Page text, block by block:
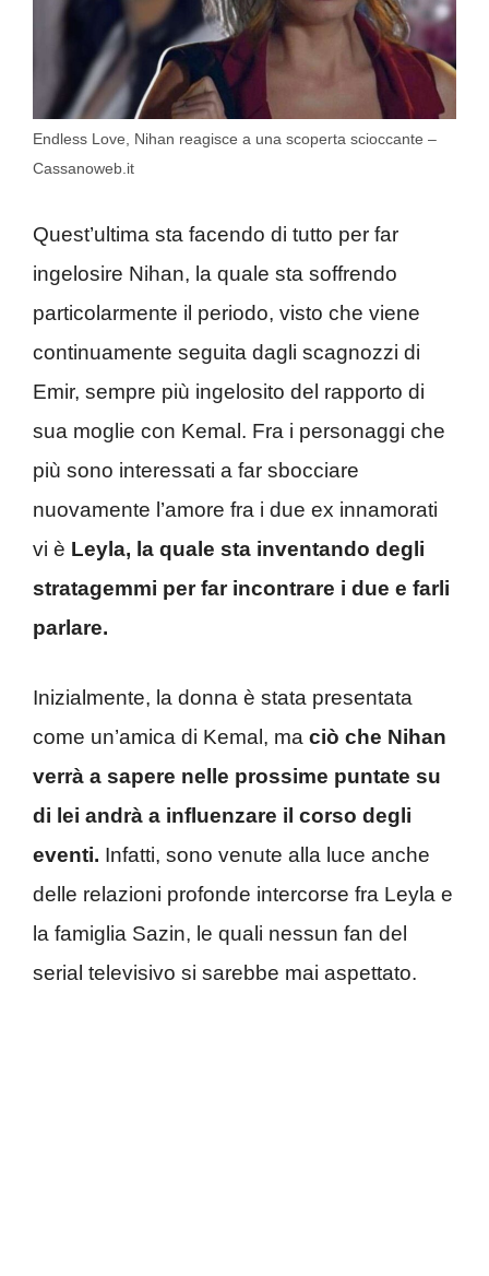
Endless Love, Nihan reagisce a una scoperta scioccante –
Cassanoweb.it
Quest’ultima sta facendo di tutto per far
ingelosire Nihan, la quale sta soffrendo
particolarmente il periodo, visto che viene
continuamente seguita dagli scagnozzi di
Emir, sempre più ingelosito del rapporto di
sua moglie con Kemal. Fra i personaggi che
più sono interessati a far sbocciare
nuovamente l’amore fra i due ex innamorati
vi è Leyla, la quale sta inventando degli
stratagemmi per far incontrare i due e farli
parlare.
Inizialmente, la donna è stata presentata
come un’amica di Kemal, ma ciò che Nihan
verrà a sapere nelle prossime puntate su
di lei andrà a influenzare il corso degli
eventi. Infatti, sono venute alla luce anche
delle relazioni profonde intercorse fra Leyla e
la famiglia Sazin, le quali nessun fan del
serial televisivo si sarebbe mai aspettato.